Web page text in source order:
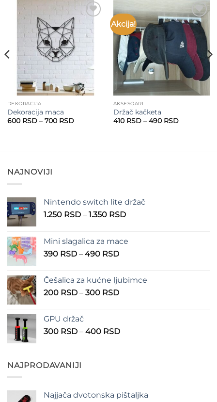
Add to
wishlist
DEKORACIJA
Dekoracija maca
600 RSD – 700 RSDRaspon
Akcija!
Add to
wishlist
AKSESOARI
Držač kačketa
410 RSD – 490 RSDRaspon
NAJNOVIJI
Nintendo switch lite držač
1.250 RSD – 1.350 RSDRaspon
1.250 RSD
Mini slagalica za mace
390 RSD – 490 RSDRaspon
390 RSD
do
Češalica za kućne ljubimce
200 RSD – 300 RSDRaspon
do
GPU držač
300 RSD – 400 RSDRaspon
NAJPRODAVANIJI
Najjača dvotonska pištaljka